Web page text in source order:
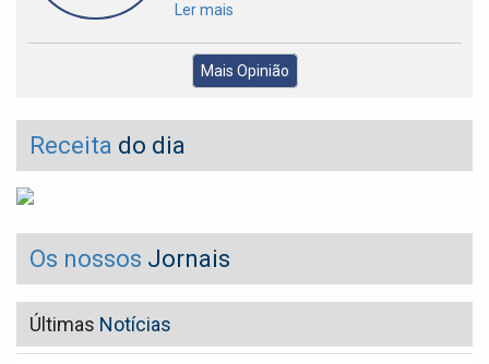
Ler mais
Mais Opinião
Receita do dia
Os nossos Jornais
Últimas Notícias